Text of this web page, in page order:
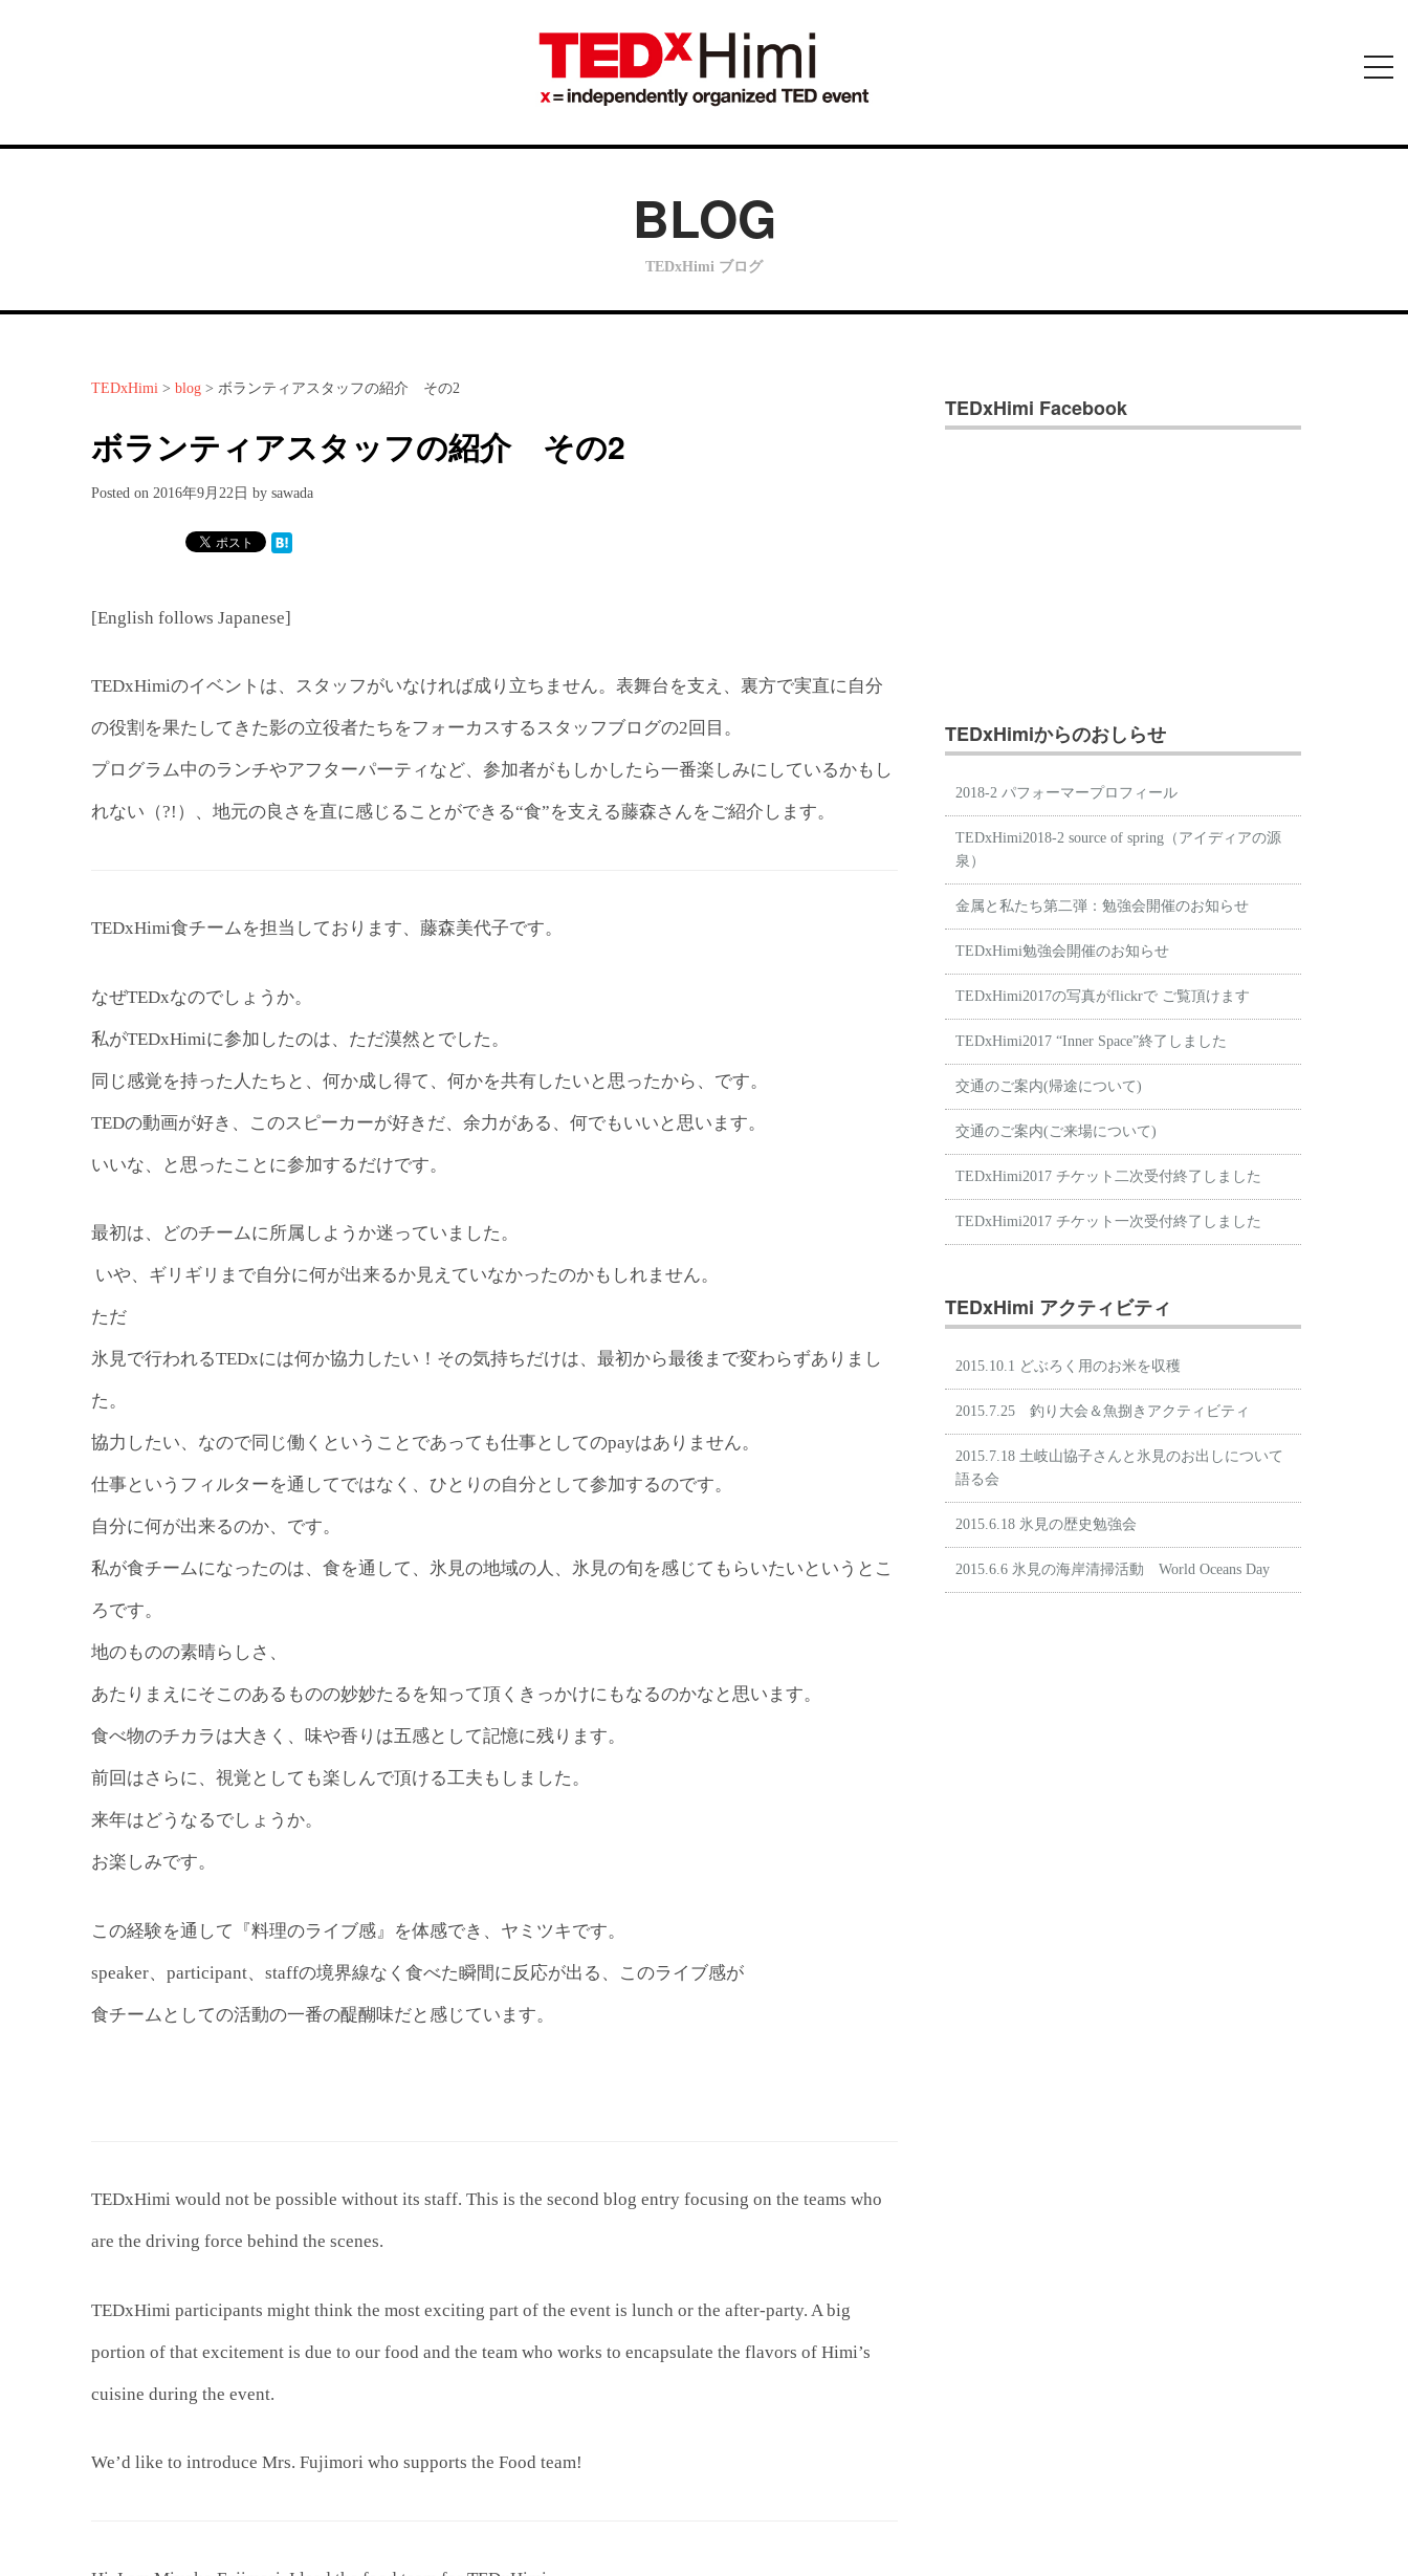
メ
BLOG
TEDxHimi ブログ
TEDxHimi > blog > ボランティアスタッフの紹介 その2
ボランティアスタッフの紹介 その2
Posted on 2016年9月22日 by sawada
[English follows Japanese]
TEDxHimiのイベントは、スタッフがいなければ成り立ちません。表舞台を支え、裏方で実直に自分
の役割を果たしてきた影の立役者たちをフォーカスするスタッフブログの2回目。
プログラム中のランチやアフターパーティなど、参加者がもしかしたら一番楽しみにしているかもし
れない（?!）、地元の良さを直に感じることができる“食”を支える藤森さんをご紹介します。
TEDxHimi食チームを担当しております、藤森美代子です。
なぜTEDxなのでしょうか。
私がTEDxHimiに参加したのは、ただ漠然とでした。
同じ感覚を持った人たちと、何か成し得て、何かを共有したいと思ったから、です。
TEDの動画が好き、このスピーカーが好きだ、余力がある、何でもいいと思います。
いいな、と思ったことに参加するだけです。
最初は、どのチームに所属しようか迷っていました。
いや、ギリギリまで自分に何が出来るか見えていなかったのかもしれません。
ただ
氷見で行われるTEDxには何か協力したい！その気持ちだけは、最初から最後まで変わらずありまし
た。
協力したい、なので同じ働くということであっても仕事としてのpayはありません。
仕事というフィルターを通してではなく、ひとりの自分として参加するのです。
自分に何が出来るのか、です。
私が食チームになったのは、食を通して、氷見の地域の人、氷見の旬を感じてもらいたいというとこ
ろです。
地のものの素晴らしさ、
あたりまえにそこのあるものの妙妙たるを知って頂くきっかけにもなるのかなと思います。
食べ物のチカラは大きく、味や香りは五感として記憶に残ります。
前回はさらに、視覚としても楽しんで頂ける工夫もしました。
来年はどうなるでしょうか。
お楽しみです。
この経験を通して『料理のライブ感』を体感でき、ヤミツキです。
speaker、participant、staffの境界線なく食べた瞬間に反応が出る、このライブ感が
食チームとしての活動の一番の醍醐味だと感じています。
TEDxHimi would not be possible without its staff. This is the second blog entry focusing on the teams who
are the driving force behind the scenes.
TEDxHimi participants might think the most exciting part of the event is lunch or the after-party. A big
portion of that excitement is due to our food and the team who works to encapsulate the flavors of Himi’s
cuisine during the event.
We’d like to introduce Mrs. Fujimori who supports the Food team!
TEDxHimi Facebook
TEDxHimiからのおしらせ
2018-2 パフォーマープロフィール
TEDxHimi2018-2 source of spring（アイディアの源
泉）
金属と私たち第二弾：勉強会開催のお知らせ
TEDxHimi勉強会開催のお知らせ
TEDxHimi2017の写真がflickrで ご覧頂けます
TEDxHimi2017 “Inner Space”終了しました
交通のご案内(帰途について)
交通のご案内(ご来場について)
TEDxHimi2017 チケット二次受付終了しました
TEDxHimi2017 チケット一次受付終了しました
TEDxHimi アクティビティ
2015.10.1 どぶろく用のお米を収穫
2015.7.25 釣り大会＆魚捌きアクティビティ
2015.7.18 土岐山協子さんと氷見のお出しについて
語る会
2015.6.18 氷見の歴史勉強会
2015.6.6 氷見の海岸清掃活動 World Oceans Day